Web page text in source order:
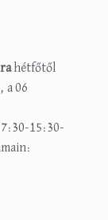
hétfőtől
a 06
15:30-